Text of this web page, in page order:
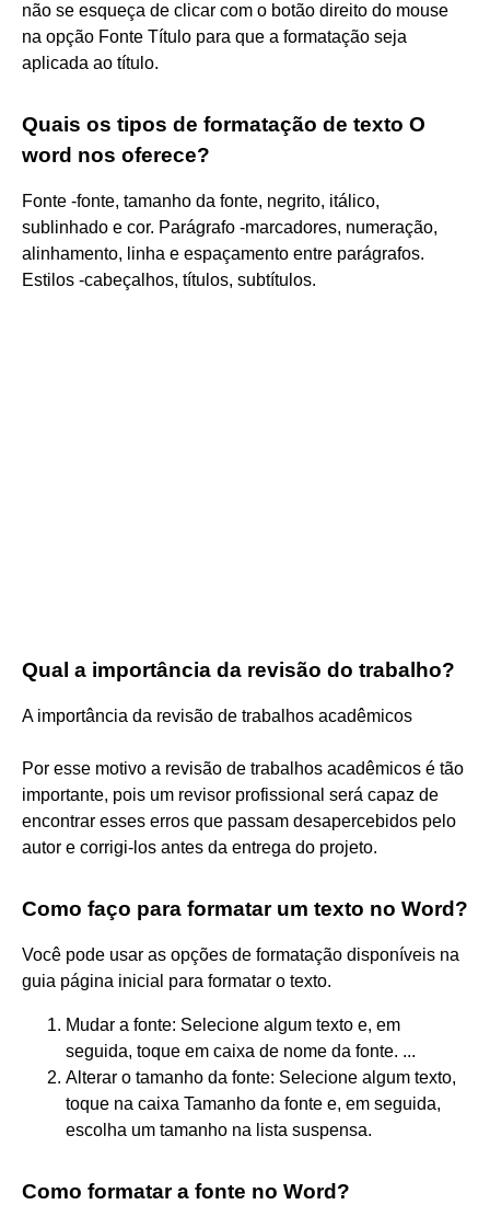
não se esqueça de clicar com o botão direito do mouse
na opção Fonte Título para que a formatação seja
aplicada ao título.
Quais os tipos de formatação de texto O
word nos oferece?
Fonte -fonte, tamanho da fonte, negrito, itálico,
sublinhado e cor. Parágrafo -marcadores, numeração,
alinhamento, linha e espaçamento entre parágrafos.
Estilos -cabeçalhos, títulos, subtítulos.
Qual a importância da revisão do trabalho?
A importância da revisão de trabalhos acadêmicos
Por esse motivo a revisão de trabalhos acadêmicos é tão
importante, pois um revisor profissional será capaz de
encontrar esses erros que passam desapercebidos pelo
autor e corrigi-los antes da entrega do projeto.
Como faço para formatar um texto no Word?
Você pode usar as opções de formatação disponíveis na
guia página inicial para formatar o texto.
Mudar a fonte: Selecione algum texto e, em
seguida, toque em caixa de nome da fonte. ...
Alterar o tamanho da fonte: Selecione algum texto,
toque na caixa Tamanho da fonte e, em seguida,
escolha um tamanho na lista suspensa.
Como formatar a fonte no Word?